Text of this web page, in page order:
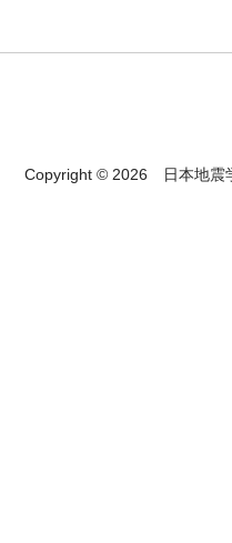
Copyright © 2026 日本地震